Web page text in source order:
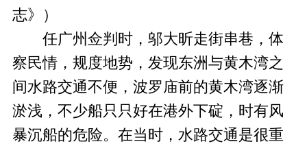
志》）
任广州佥判时，邬大昕走街串巷，体
察民情，规度地势，发现东洲与黄木湾之
间水路交通不便，波罗庙前的黄木湾逐渐
淤浅，不少船只只好在港外下碇，时有风
暴沉船的危险。在当时，水路交通是很重